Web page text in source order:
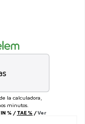
la calculadora,
minutos.
% / TAE % /Ver